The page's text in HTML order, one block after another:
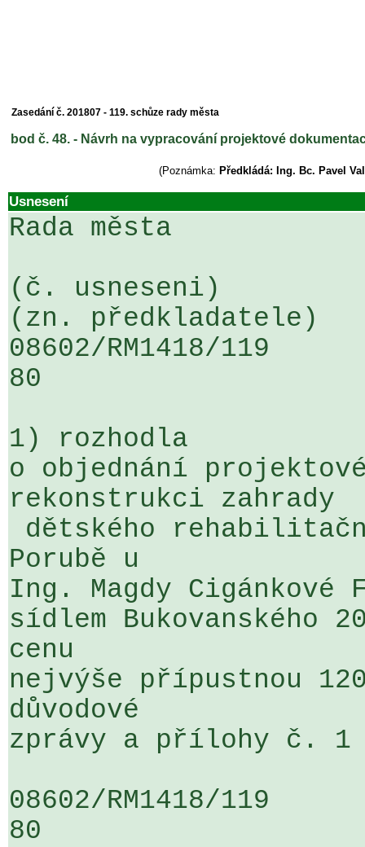
Zasedání č. 201807 - 119. schůze rady města
bod č. 48. - Návrh na vypracování projektové
(Poznámka: Předkládá: Ing. Bc. Pavel
Usnesení
Rada města
(č. usneseni)
(zn. předkladatele)
08602/RM1418/
80
1) rozhodla
o objednání projektové
rekonstrukci zahrady
Porubě u
Ing. Magdy
sídlem Bukovanského
cenu
nejvýše přípustnou
důvodové
zprávy a přílohy č. 1
08602/RM1418/
80